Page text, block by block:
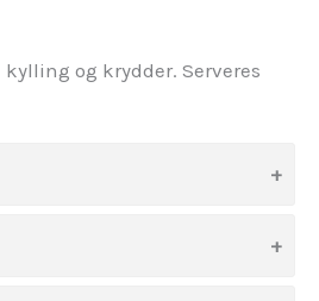
og krydder. Serveres